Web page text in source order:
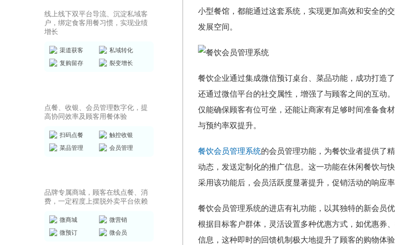
线上线下双平台导流、沉淀私域客
户，绑定食客用餐习惯，实现业绩
增长
渠道获客
私域转化
复购留存
裂变增长
点餐、收银、会员管理数字化，提
高协同效率及顾客用餐体验
扫码点餐
触控收银
菜品管理
会员管理
品牌专属商城，顾客在线点餐、消
费，一定程度上摆脱外卖平台依赖
微商城
微营销
微预订
微会员
小型餐馆，都能通过这套系统，实现更加高效和安全的
发展空间。
餐饮企业通过集成微信预订桌台、菜品功能，成功打造
还通过微信平台的社交属性，增强了与顾客之间的互动
仅能确保顾客有位可坐，还能让商家有足够时间准备食
与预约率双提升。
餐饮会员管理系统的会员管理功能，为餐饮业者提供了
动态，发送定制化的推广信息。这一功能在休闲餐饮与
采用该功能后，会员活跃度显著提升，促销活动的响应率
餐饮会员管理系统的进店有礼功能，以其独特的新会员
根据目标客户群体，灵活设置多种优惠方式，如优惠券
信息，这种即时的回馈机制极大地提升了顾客的购物体